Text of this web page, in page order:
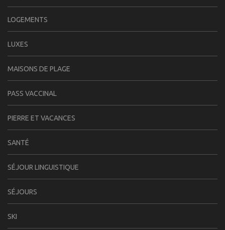
LOGEMENTS
LUXES
MAISONS DE PLAGE
PASS VACCINAL
PIERRE ET VACANCES
SANTÉ
SÉJOUR LINGUISTIQUE
SÉJOURS
SKI